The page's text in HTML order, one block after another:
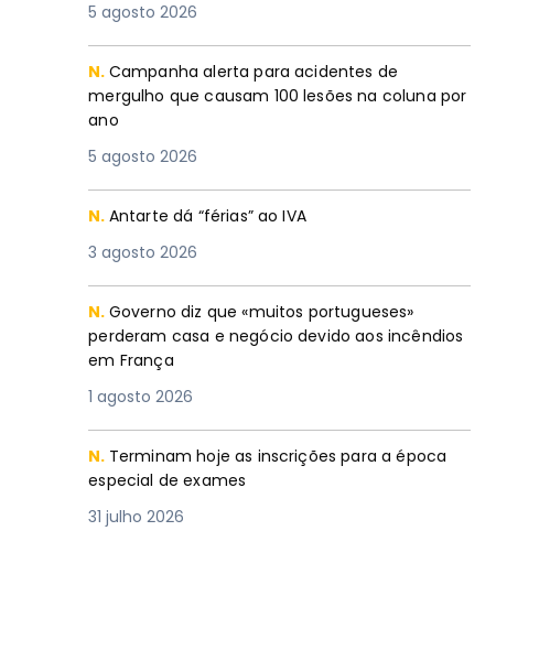
5 agosto 2026
N. Campanha alerta para acidentes de
mergulho que causam 100 lesões na coluna por
ano
5 agosto 2026
N. Antarte dá “férias” ao IVA
3 agosto 2026
N. Governo diz que «muitos portugueses»
perderam casa e negócio devido aos incêndios
em França
1 agosto 2026
N. Terminam hoje as inscrições para a época
especial de exames
31 julho 2026